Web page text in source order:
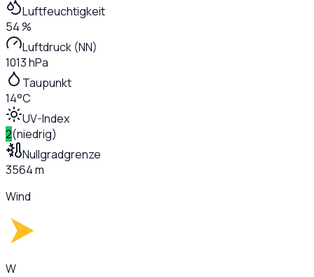
Luftfeuchtigkeit
54 %
Luftdruck (NN)
1013 hPa
Taupunkt
14°C
UV-Index
2(niedrig)
Nullgradgrenze
3564 m
Wind
W